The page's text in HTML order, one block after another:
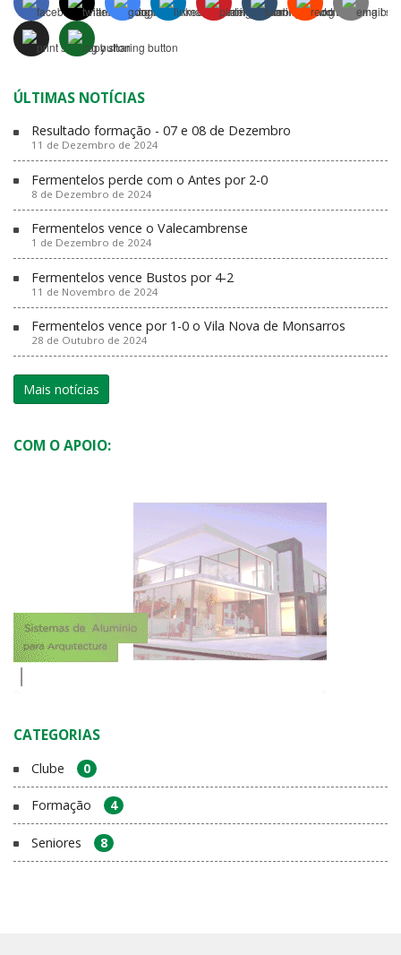
ÚLTIMAS NOTÍCIAS
Resultado formação - 07 e 08 de Dezembro
11 de Dezembro de 2024
Fermentelos perde com o Antes por 2-0
8 de Dezembro de 2024
Fermentelos vence o Valecambrense
1 de Dezembro de 2024
Fermentelos vence Bustos por 4-2
11 de Novembro de 2024
Fermentelos vence por 1-0 o Vila Nova de Monsarros
28 de Outubro de 2024
Mais notícias
COM O APOIO:
CATEGORIAS
Clube 0
Formação 4
Seniores 8